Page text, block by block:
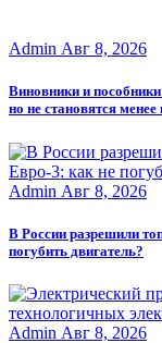
Admin Авг 8, 2026
Виновники и
но не становятся
Admin Авг 8, 2026
В России разрешили
погубить двигатель?
Admin Авг 8, 2026